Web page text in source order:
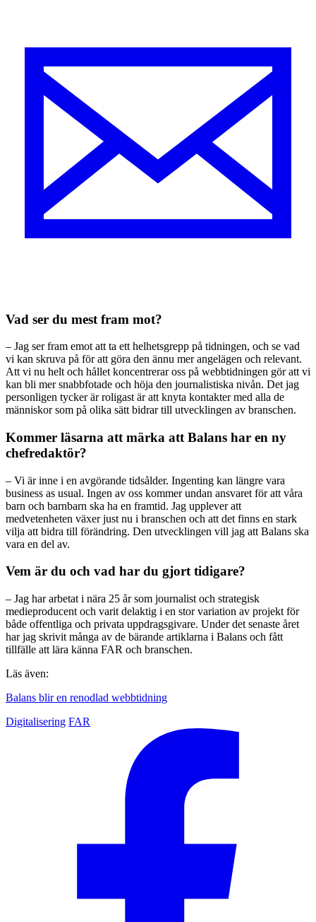
Vad ser du mest fram mot?
– Jag ser fram emot att ta ett helhetsgrepp på tidningen, och se vad
vi kan skruva på för att göra den ännu mer angelägen och relevant.
Att vi nu helt och hållet koncentrerar oss på webbtidningen gör att vi
kan bli mer snabbfotade och höja den journalistiska nivån. Det jag
personligen tycker är roligast är att knyta kontakter med alla de
människor som på olika sätt bidrar till utvecklingen av branschen.
Kommer läsarna att märka att Balans har en ny
chefredaktör?
– Vi är inne i en avgörande tidsålder. Ingenting kan längre vara
business as usual. Ingen av oss kommer undan ansvaret för att våra
barn och barnbarn ska ha en framtid. Jag upplever att
medvetenheten växer just nu i branschen och att det finns en stark
vilja att bidra till förändring. Den utvecklingen vill jag att Balans ska
vara en del av.
Vem är du och vad har du gjort tidigare?
– Jag har arbetat i nära 25 år som journalist och strategisk
medieproducent och varit delaktig i en stor variation av projekt för
både offentliga och privata uppdragsgivare. Under det senaste året
har jag skrivit många av de bärande artiklarna i Balans och fått
tillfälle att lära känna FAR och branschen.
Läs även:
Balans blir en renodlad webbtidning
Digitalisering FAR